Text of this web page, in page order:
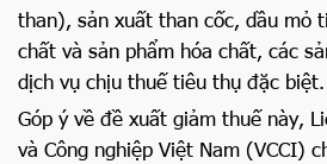
than), sản xuất than cốc, dầu mỏ
chất và sản phẩm hóa chất, các
dịch vụ chịu thuế tiêu thụ đặc biệt.
Góp ý về đề xuất giảm thuế này,
và Công nghiệp Việt Nam (VCCI)